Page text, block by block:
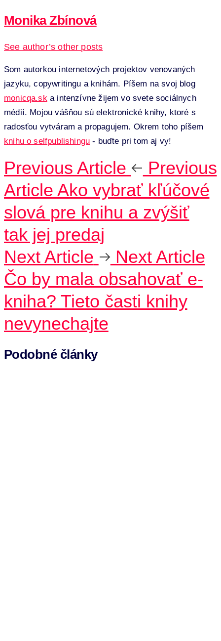
Monika Zbínová
See author’s other posts
Som autorkou internetových projektov venovaných
jazyku, copywritingu a knihám. Píšem na svoj blog
monicqa.sk a intenzívne žijem vo svete sociálnych
médií. Mojou vášňou sú elektronické knihy, ktoré s
radosťou vytváram a propagujem. Okrem toho píšem
knihu o selfpublishingu - buďte pri tom aj vy!
Previous Article
Previous
Article Ako vybrať kľúčové
slová pre knihu a zvýšiť
tak jej predaj
Next Article
Next Article
Čo by mala obsahovať e-
kniha? Tieto časti knihy
nevynechajte
Podobné články